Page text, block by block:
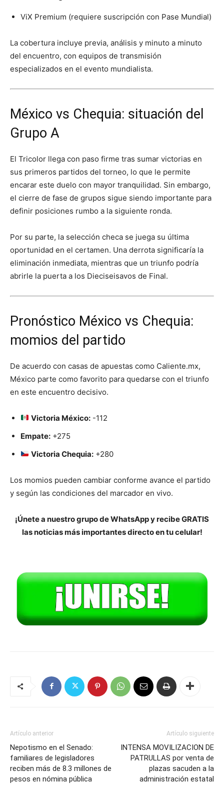
ViX Premium (requiere suscripción con Pase Mundial)
La cobertura incluye previa, análisis y minuto a minuto
del encuentro, con equipos de transmisión
especializados en el evento mundialista.
México vs Chequia: situación del
Grupo A
El Tricolor llega con paso firme tras sumar victorias en
sus primeros partidos del torneo, lo que le permite
encarar este duelo con mayor tranquilidad. Sin embargo,
el cierre de fase de grupos sigue siendo importante para
definir posiciones rumbo a la siguiente ronda.
Por su parte, la selección checa se juega su última
oportunidad en el certamen. Una derrota significaría la
eliminación inmediata, mientras que un triunfo podría
abrirle la puerta a los Dieciseisavos de Final.
Pronóstico México vs Chequia:
momios del partido
De acuerdo con casas de apuestas como Caliente.mx,
México parte como favorito para quedarse con el triunfo
en este encuentro decisivo.
Victoria México: -112
Empate: +275
Victoria Chequia: +280
Los momios pueden cambiar conforme avance el partido
y según las condiciones del marcador en vivo.
¡Únete a nuestro grupo de WhatsApp y recibe GRATIS
las noticias más importantes directo en tu celular!
Artículo anterior
Nepotismo en el Senado:
familiares de legisladores
reciben más de 8.3 millones de
pesos en nómina pública
Artículo siguiente
INTENSA MOVILIZACION DE
PATRULLAS por venta de
plazas sacuden a la
administración estatal